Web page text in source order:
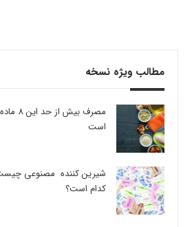
مطالب ویژه نسخه
مصرف
است
شیرین کننده مصنوعی
کدام است؟